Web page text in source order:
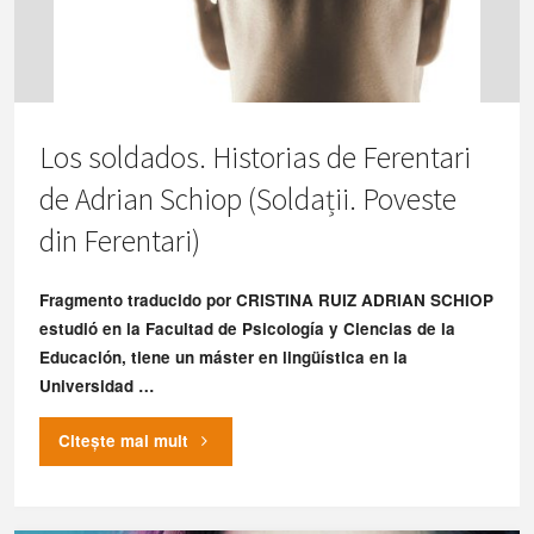
Los soldados. Historias de Ferentari
de Adrian Schiop (Soldații. Poveste
din Ferentari)
Fragmento traducido por CRISTINA RUIZ ADRIAN SCHIOP
estudió en la Facultad de Psicología y Ciencias de la
Educación, tiene un máster en lingüística en la
Universidad …
Citește mai mult "Los